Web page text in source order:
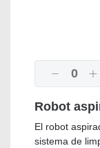
0
Robot
El robot
sistema de